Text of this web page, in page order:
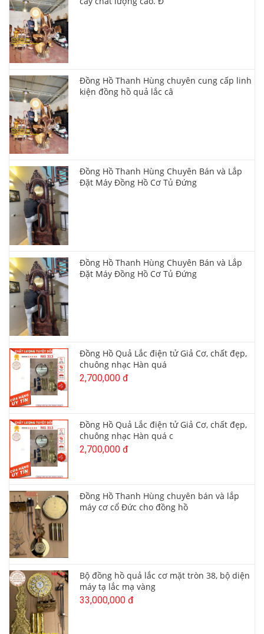
Đồng Hồ Thanh Hùng chuyên cung cấp linh
kiện đồng hồ quả lắc câ
Đồng Hồ Thanh Hùng Chuyên Bán và Lắp
Đặt Máy Đồng Hồ Cơ Tủ Đứng
Đồng Hồ Thanh Hùng Chuyên Bán và Lắp
Đặt Máy Đồng Hồ Cơ Tủ Đứng
Đồng Hồ Quả Lắc điện tử Giả Cơ, chất đẹp,
chuông nhạc Hàn quá
2,700,000 đ
Đồng Hồ Quả Lắc điện tử Giả Cơ, chất đẹp,
chuông nhạc Hàn quá c
2,700,000 đ
Đồng Hồ Thanh Hùng chuyên bán và lắp
máy cơ cổ Đức cho đồng hồ
Bộ đồng hồ quả lắc cơ mặt tròn 38, bộ diện
máy tạ lắc mạ vàng
33,000,000 đ